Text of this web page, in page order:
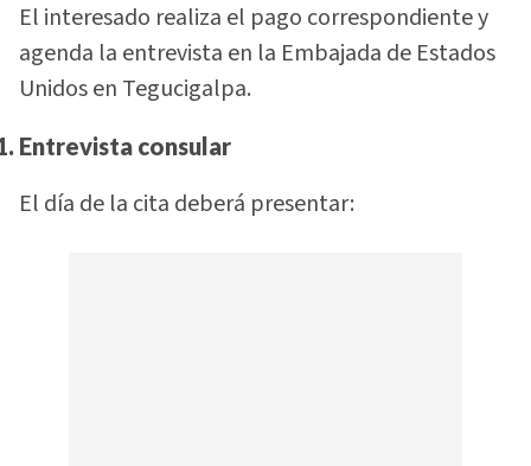
El interesado realiza el pago correspondiente y
agenda la entrevista en la Embajada de Estados
Unidos en Tegucigalpa.
Entrevista consular
El día de la cita deberá presentar: